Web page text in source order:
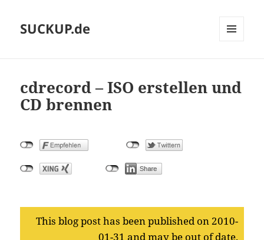
SUCKUP.de
cdrecord – ISO erstellen und
CD brennen
This blog post has been published on 2010-
01-31 and may be out of date.